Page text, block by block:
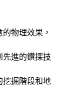
物理效果，
先進的鑽探技
挖掘階段和地